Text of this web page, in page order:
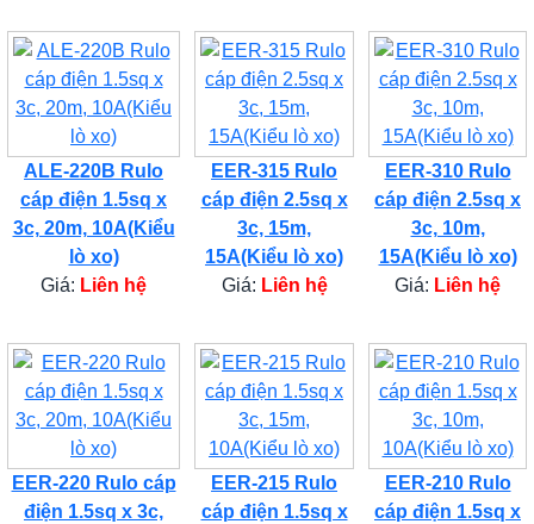
ALE-220B Rulo
cáp điện 1.5sq x
3c, 20m, 10A(Kiểu
lò xo)
Giá: Liên hệ
EER-315 Rulo
cáp điện 2.5sq x
3c, 15m,
15A(Kiểu lò xo)
Giá: Liên hệ
EER-310 Rulo
cáp điện 2.5sq x
3c, 10m,
15A(Kiểu lò xo)
Giá: Liên hệ
EER-220 Rulo cáp
điện 1.5sq x 3c,
EER-215 Rulo
cáp điện 1.5sq x
EER-210 Rulo
cáp điện 1.5sq x